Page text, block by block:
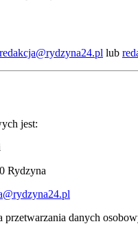
redakcja@rydzyna24.pl lub
jest:
Rydzyna
przetwarzania danych